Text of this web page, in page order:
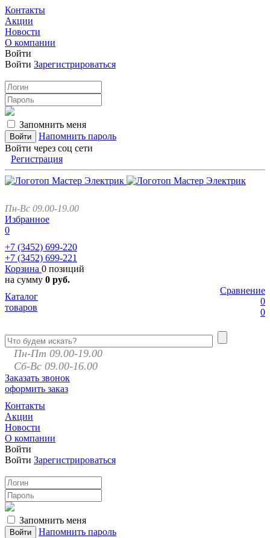
Контакты
Акции
Новости
О компании
Войти
Войти Зарегистрироваться
Запомнить меня
Напомнить пароль
Войти через соц сети
Регистрация
Пн-Вс 09.00-19.00
Избранное
0
+7 (3452) 699-220
+7 (3452) 699-221
Корзина 0 позиций
на сумму 0 руб.
Сравнение
0
0
Каталог
товаров
Пн-Пт 09.00-19.00
Сб-Вс 09.00-16.00
Заказать звонок
оформить заказ
Контакты
Акции
Новости
О компании
Войти
Войти Зарегистрироваться
Запомнить меня
Напомнить пароль